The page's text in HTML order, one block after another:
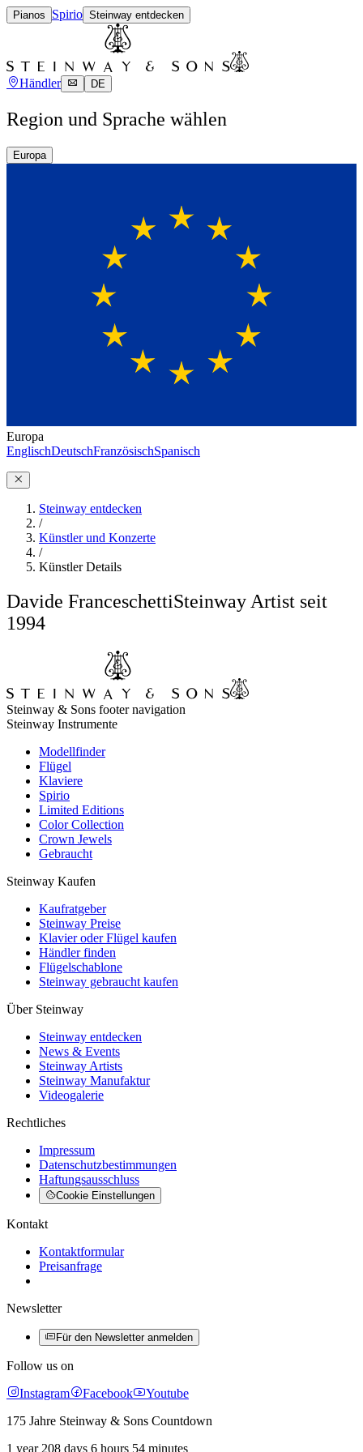
Pianos Spirio Steinway entdecken
Händler DE
Region und Sprache wählen
Europa
Europa
EnglischDeutschFranzösischSpanisch
Steinway entdecken
/
Künstler und Konzerte
/
Künstler Details
Davide FranceschettiSteinway Artist seit
1994
Steinway & Sons footer navigation
Steinway Instrumente
Modellfinder
Flügel
Klaviere
Spirio
Limited Editions
Color Collection
Crown Jewels
Gebraucht
Steinway Kaufen
Kaufratgeber
Steinway Preise
Klavier oder Flügel kaufen
Händler finden
Flügelschablone
Steinway gebraucht kaufen
Über Steinway
Steinway entdecken
News & Events
Steinway Artists
Steinway Manufaktur
Videogalerie
Rechtliches
Impressum
Datenschutzbestimmungen
Haftungsausschluss
Cookie Einstellungen
Kontakt
Kontaktformular
Preisanfrage
Newsletter
Für den Newsletter anmelden
Follow us on
Instagram
Facebook
Youtube
175 Jahre Steinway & Sons Countdown
1 year 208 days 6 hours 54 minutes